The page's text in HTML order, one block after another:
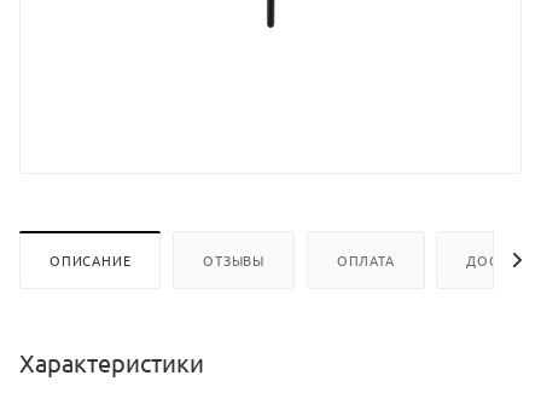
ОПИСАНИЕ ОТЗЫВЫ ОПЛАТА
Характеристики